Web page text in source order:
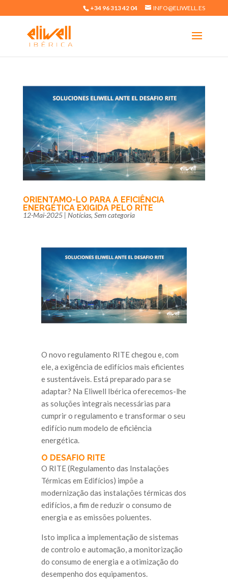
+34 96 313 42 04 INFO@ELIWELL.ES
ORIENTAMO-LO PARA A EFICIÊNCIA
ENERGÉTICA EXIGIDA PELO RITE
12-Mai-2025| Notícias, Sem categoria
O novo regulamento RITE chegou e, com
ele, a exigência de edifícios mais eficientes
e sustentáveis. Está preparado para se
adaptar? Na Eliwell Ibérica oferecemos-lhe
as soluções integrais necessárias para
cumprir o regulamento e transformar o seu
edifício num modelo de eficiência
energética.
O DESAFIO RITE
O RITE (Regulamento das Instalações
Térmicas em Edifícios) impõe a
modernização das instalações térmicas dos
edifícios, a fim de reduzir o consumo de
energia e as emissões poluentes.
Isto implica a implementação de sistemas
de controlo e automação, a monitorização
do consumo de energia e a otimização do
desempenho dos equipamentos.